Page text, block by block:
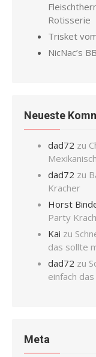
Rotisserie
Trisket
NicNac’s
Neueste
dad72 zu
dad72 zu
Kracher
Horst
Party
Kai zu
das sollte
dad72 zu
einfach
Meta